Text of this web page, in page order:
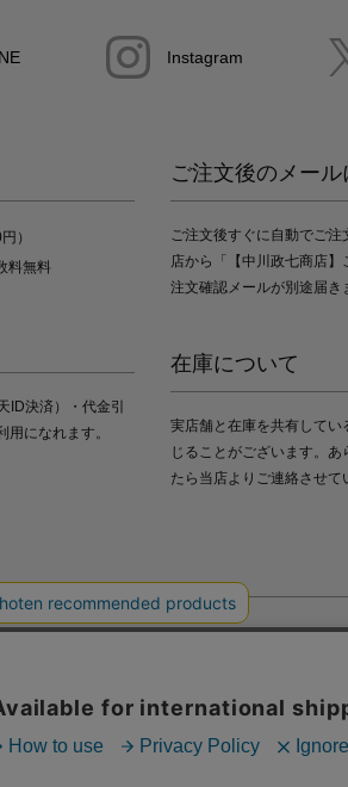
Instagram
）
料無料
ID決済）・代金引
になれます。
ご注文後のメール
ご注文後すぐに自動でご
店から「【中川政七商店
注文確認メールが別途届き
在庫について
実店舗と在庫を共有して
じることがございます。
たら当店よりご連絡させて